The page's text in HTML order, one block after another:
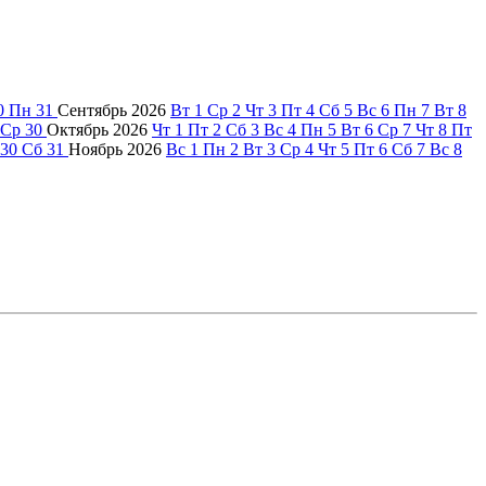
Пн 31 Сентябрь 2026 Вт 1 Ср 2 Чт 3 Пт 4 Сб 5 Вс 6 Пн 7 Вт 8
Ср 30 Октябрь 2026 Чт 1 Пт 2 Сб 3 Вс 4 Пн 5 Вт 6 Ср 7 Чт 8 Пт
30 Сб 31 Ноябрь 2026 Вс 1 Пн 2 Вт 3 Ср 4 Чт 5 Пт 6 Сб 7 Вс 8